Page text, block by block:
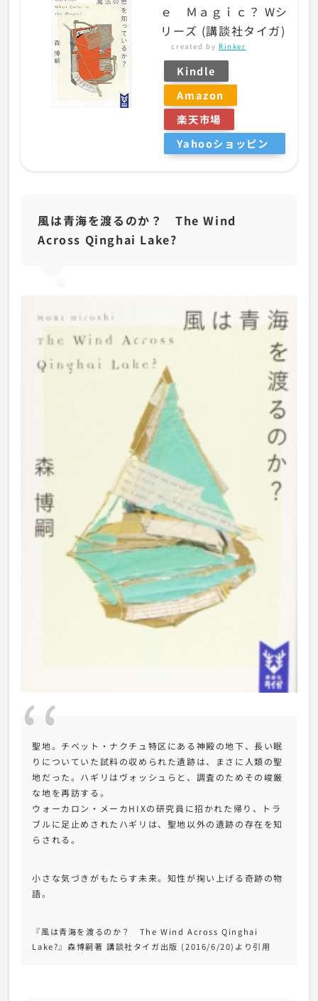
ｅ Ｍａｇｉｃ？ Wシ
リーズ (講談社タイガ)
created by Rinker
Kindle
Amazon
楽天市場
Yahooショッピン
風は青海を渡るのか？ The Wind
Across Qinghai Lake?
聖地。チベット・ナクチュ特区にある神殿の地下、長い眠
りについていた試料の収められた遺跡は、まさに人類の聖
地だった。ハギリはヴォッシュらと、調査のためその峻厳
な地を再訪する。
ウォーカロン・メーカHIXの研究員に招かれた帰り、トラ
ブルに足止めされたハギリは、聖地以外の遺跡の存在を知
らされる。
小さな気づきがもたらす未来。知性が掬い上げる奇跡の物
語。
『風は青海を渡るのか？ The Wind Across Qinghai
Lake?』森博嗣著 講談社タイガ出版 (2016/6/20)より引用